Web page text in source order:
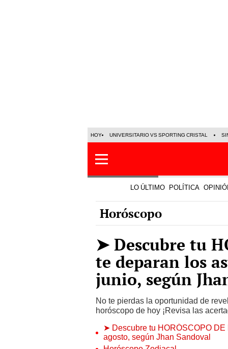
HOY UNIVERSITARIO VS SPORTING CRISTAL
LO ÚLTIMO POLÍTICA
Horóscopo
➤ Descubre tu
te deparan los
junio, según
No te pierdas la oportunidad de
horóscopo de hoy ¡Revisa las
➤ Descubre tu HORÓSCOPO
agosto, según Jhan Sandoval